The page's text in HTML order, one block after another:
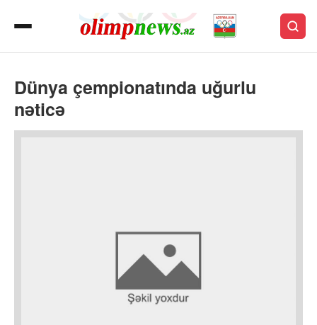
Dünya çempionatında uğurlu
nəticə